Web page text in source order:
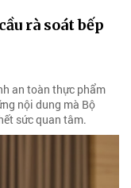
rà soát bếp
an toàn thực phẩm
nội dung mà Bộ
sức quan tâm.